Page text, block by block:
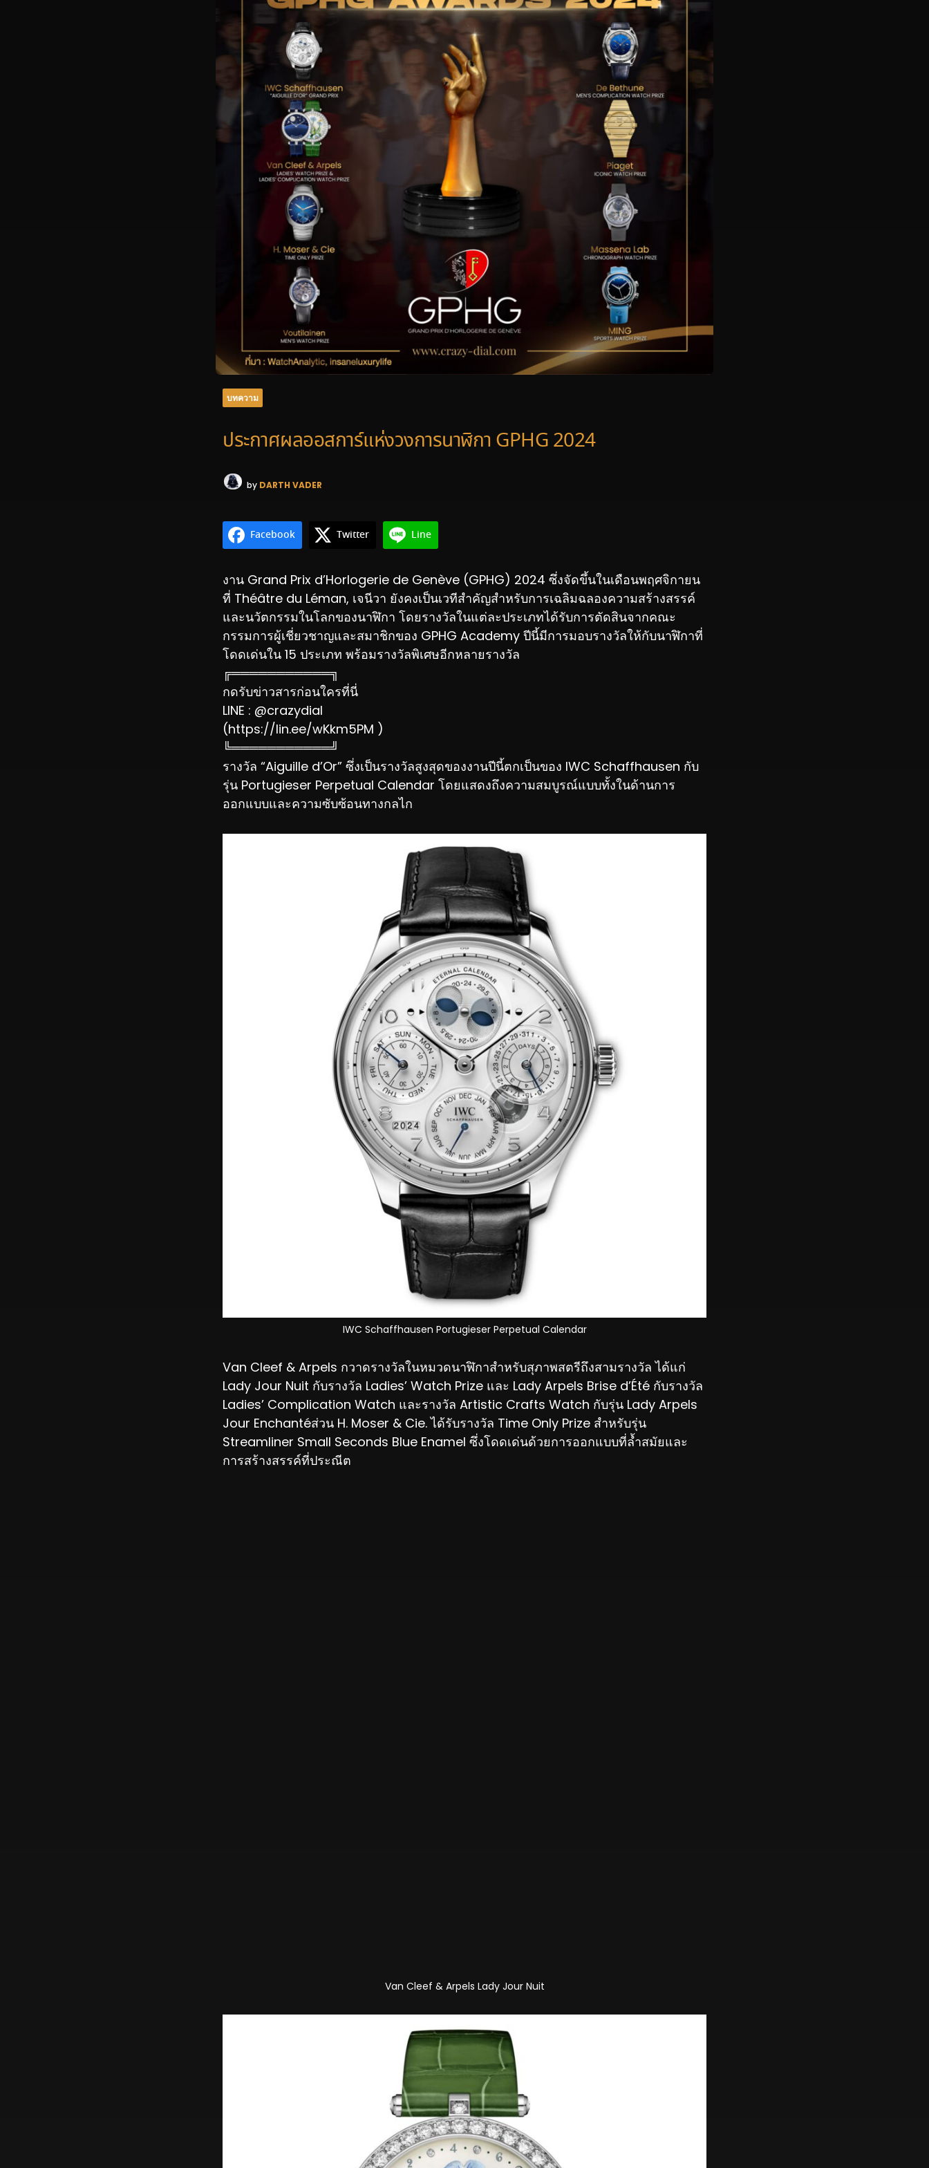
บทความ
ประกาศผลออสการ์แห่งวงการนาฬิกา GPHG 2024
by DARTH VADER
Facebook Twitter Line
งาน Grand Prix d’Horlogerie de Genève (GPHG) 2024 ซึ่งจัดขึ้นในเดือนพฤศจิกายน
ที่ Théâtre du Léman, เจนีวา ยังคงเป็นเวทีสำคัญสำหรับการเฉลิมฉลองความสร้างสรรค์
และนวัตกรรมในโลกของนาฬิกา โดยรางวัลในแต่ละประเภทได้รับการตัดสินจากคณะ
กรรมการผู้เชี่ยวชาญและสมาชิกของ GPHG Academy ปีนี้มีการมอบรางวัลให้กับนาฬิกาที่
โดดเด่นใน 15 ประเภท พร้อมรางวัลพิเศษอีกหลายรางวัล
╔═══════════╗
กดรับข่าวสารก่อนใครที่นี่
LINE : @crazydial
(https://lin.ee/wKkm5PM )
╚═══════════╝
รางวัล “Aiguille d’Or” ซึ่งเป็นรางวัลสูงสุดของงานปีนี้ตกเป็นของ IWC Schaffhausen กับ
รุ่น Portugieser Perpetual Calendar โดยแสดงถึงความสมบูรณ์แบบทั้งในด้านการ
ออกแบบและความซับซ้อนทางกลไก
IWC Schaffhausen Portugieser Perpetual Calendar
Van Cleef & Arpels กวาดรางวัลในหมวดนาฬิกาสำหรับสุภาพสตรีถึงสามรางวัล ได้แก่
Lady Jour Nuit กับรางวัล Ladies’ Watch Prize และ Lady Arpels Brise d’Été กับรางวัล
Ladies’ Complication Watch และรางวัล Artistic Crafts Watch กับรุ่น Lady Arpels
Jour Enchantéส่วน H. Moser & Cie. ได้รับรางวัล Time Only Prize สำหรับรุ่น
Streamliner Small Seconds Blue Enamel ซึ่งโดดเด่นด้วยการออกแบบที่ล้ำสมัยและ
การสร้างสรรค์ที่ประณีต
Van Cleef & Arpels Lady Jour Nuit